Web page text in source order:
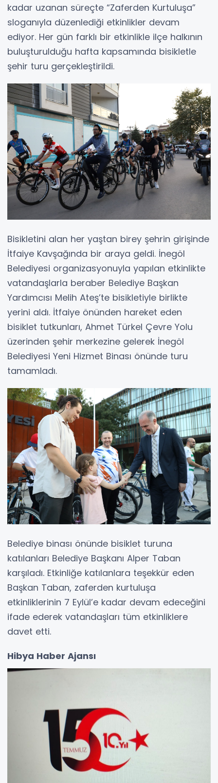
kadar uzanan süreçte “Zaferden Kurtuluşa”
sloganıyla düzenlediği etkinlikler devam
ediyor. Her gün farklı bir etkinlikle ilçe halkının
buluşturulduğu hafta kapsamında bisikletle
şehir turu gerçekleştirildi.
Bisikletini alan her yaştan birey şehrin girişinde
İtfaiye Kavşağında bir araya geldi. İnegöl
Belediyesi organizasyonuyla yapılan etkinlikte
vatandaşlarla beraber Belediye Başkan
Yardımcısı Melih Ateş’te bisikletiyle birlikte
yerini aldı. İtfaiye önünden hareket eden
bisiklet tutkunları, Ahmet Türkel Çevre Yolu
üzerinden şehir merkezine gelerek İnegöl
Belediyesi Yeni Hizmet Binası önünde turu
tamamladı.
Belediye binası önünde bisiklet turuna
katılanları Belediye Başkanı Alper Taban
karşıladı. Etkinliğe katılanlara teşekkür eden
Başkan Taban, zaferden kurtuluşa
etkinliklerinin 7 Eylül’e kadar devam edeceğini
ifade ederek vatandaşları tüm etkinliklere
davet etti.
Hibya Haber Ajansı